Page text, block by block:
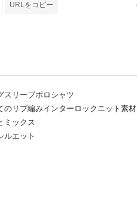
URLをコピー
スリーブポロシャツ
のリブ編みインターロックニット素材
ミックス
ルエット